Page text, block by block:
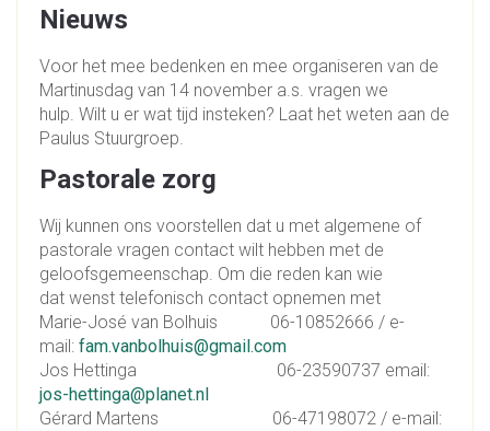
Nieuws
Voor het mee bedenken en mee organiseren van de
Martinusdag van 14 november a.s. vragen we
hulp. Wilt u er wat tijd insteken? Laat het weten aan de
Paulus Stuurgroep.
Pastorale zorg
Wij kunnen ons voorstellen dat u met algemene of
pastorale vragen contact wilt hebben met de
geloofsgemeenschap. Om die reden kan wie
dat wenst telefonisch contact opnemen met
Marie-José van Bolhuis 06-10852666 / e-
mail: fam.vanbolhuis@gmail.com
Jos Hettinga 06-23590737 email:
jos-hettinga@planet.nl
Gérard Martens 06-47198072 / e-mail: